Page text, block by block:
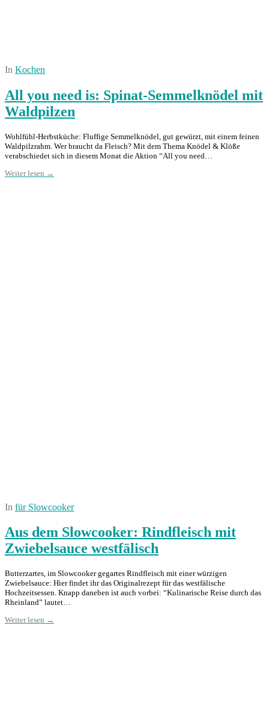
In Kochen
All you need is: Spinat-Semmelknödel mit
Waldpilzen
Wohlfühl-Herbstküche: Fluffige Semmelknödel, gut gewürzt, mit einem feinen
Waldpilzrahm. Wer braucht da Fleisch? Mit dem Thema Knödel & Klöße
verabschiedet sich in diesem Monat die Aktion “All you need…
Weiter lesen →
In für Slowcooker
Aus dem Slowcooker: Rindfleisch mit
Zwiebelsauce westfälisch
Butterzartes, im Slowcooker gegartes Rindfleisch mit einer würzigen
Zwiebelsauce: Hier findet ihr das Originalrezept für das westfälische
Hochzeitsessen. Knapp daneben ist auch vorbei: “Kulinarische Reise durch das
Rheinland” lautet…
Weiter lesen →